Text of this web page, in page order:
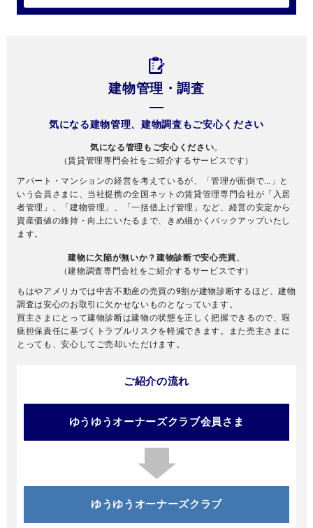
建物管理・調査
気になる建物管理、建物調査もご安心ください
気になる管理もご安心ください。
（賃貸管理専門会社をご紹介するサービスです）
アパート・マンションの経営を考えているが、「管理が面倒で…」と
いう会員さまに、当社提携の全国ネットの賃貸管理専門会社が「入居
者管理」、「建物管理」、「一括借上げ管理」など、経営の安定から
資産価値の維持・向上にいたるまで、きめ細かくバックアップいたし
ます。
建物に欠陥が無いか？建物診断で安心売買。
（建物調査専門会社をご紹介するサービスです）
もはやアメリカでは中古不動産の売買の9割が建物診断するほど、建物
調査は安心のお取引に欠かせないものとなっています。
買主さまにとって建物診断は建物の状態を正しく把握できるので、瑕
疵担保責任に基づくトラブルリスクを軽減できます。また売主さまに
とっても、安心してご売却いただけます。
ご紹介の流れ
ゆうゆうオーナーズクラブ会員さま
ゆうゆうオーナーズクラブ